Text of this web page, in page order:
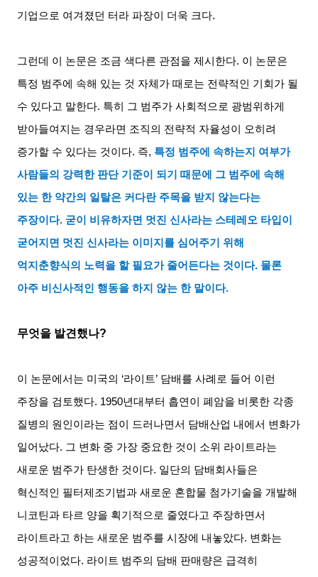
기업으로 여겨졌던 터라 파장이 더욱 크다.
그런데 이 논문은 조금 색다른 관점을 제시한다. 이 논문은
특정 범주에 속해 있는 것 자체가 때로는 전략적인 기회가 될
수 있다고 말한다. 특히 그 범주가 사회적으로 광범위하게
받아들여지는 경우라면 조직의 전략적 자율성이 오히려
증가할 수 있다는 것이다. 즉, 특정 범주에 속하는지 여부가
사람들의 강력한 판단 기준이 되기 때문에 그 범주에 속해
있는 한 약간의 일탈은 커다란 주목을 받지 않는다는
주장이다. 굳이 비유하자면 멋진 신사라는 스테레오 타입이
굳어지면 멋진 신사라는 이미지를 심어주기 위해
억지춘향식의 노력을 할 필요가 줄어든다는 것이다. 물론
아주 비신사적인 행동을 하지 않는 한 말이다.
무엇을 발견했나?
이 논문에서는 미국의 ‘라이트’ 담배를 사례로 들어 이런
주장을 검토했다. 1950년대부터 흡연이 폐암을 비롯한 각종
질병의 원인이라는 점이 드러나면서 담배산업 내에서 변화가
일어났다. 그 변화 중 가장 중요한 것이 소위 라이트라는
새로운 범주가 탄생한 것이다. 일단의 담배회사들은
혁신적인 필터제조기법과 새로운 혼합물 첨가기술을 개발해
니코틴과 타르 양을 획기적으로 줄였다고 주장하면서
라이트라고 하는 새로운 범주를 시장에 내놓았다. 변화는
성공적이었다. 라이트 범주의 담배 판매량은 급격히